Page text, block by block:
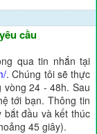
cầu
qua tin nhắn tại
. Chúng tôi sẽ thực
vòng 24 - 48h. Sau
tới bạn. Thông tin
bắt đầu và kết thúc
45 giây).